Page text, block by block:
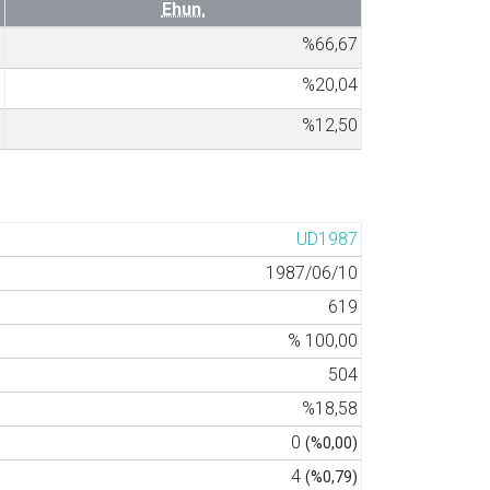
Ehun.
%66,67
%20,04
%12,50
UD1987
1987/06/10
619
% 100,00
504
%18,58
0 (%0,00)
4 (%0,79)